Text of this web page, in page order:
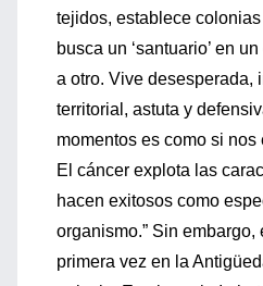
tejidos, establece
busca un ‘santuario’ en
a otro. Vive desesperada,
territorial, astuta y
momentos es como si
El cáncer explota las
hacen exitosos como
organismo.” Sin
primera vez en la